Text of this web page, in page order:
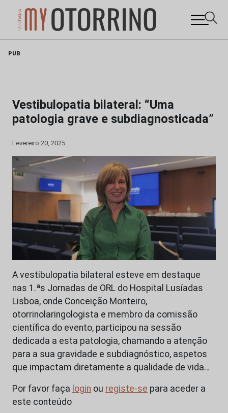
PUB
Vestibulopatia bilateral: “Uma
patologia grave e subdiagnosticada”
Fevereiro 20, 2025
A vestibulopatia bilateral esteve em destaque
nas 1.ªs Jornadas de ORL do Hospital Lusíadas
Lisboa, onde Conceição Monteiro,
otorrinolaringologista e membro da comissão
científica do evento, participou na sessão
dedicada a esta patologia, chamando a atenção
para a sua gravidade e subdiagnóstico, aspetos
que impactam diretamente a qualidade de vida…
Por favor faça login ou registe-se para aceder a
este conteúdo